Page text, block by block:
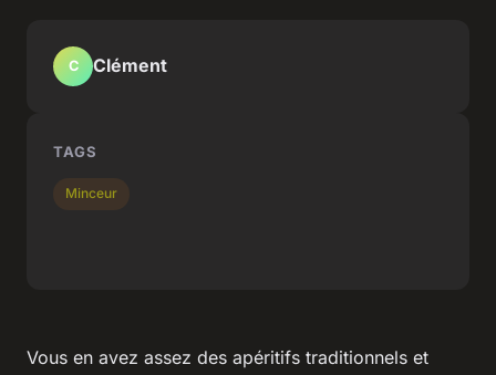
Vous en avez assez des apéritifs traditionnels et
C Clément
TAGS
Minceur